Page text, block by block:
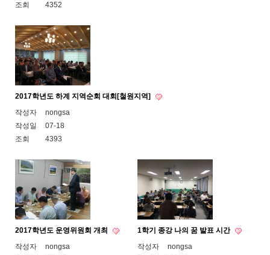
조회
4352
2017학년도 하계 지역순회 대회[철원지역]
작성자
nongsa
작성일
07-18
조회
4393
2017학년도 운영위원회 개최
작성자
nongsa
1학기 종강 나의 꿈 발표 시간
작성자
nongsa